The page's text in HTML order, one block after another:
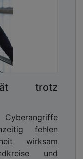
trotz
fehlen
wirksam
und